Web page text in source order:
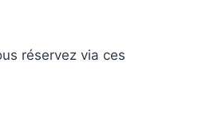
réservez via ces